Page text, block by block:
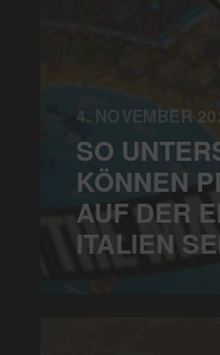
4. NOVEMBER
SO
KÖNNEN
AUF DER
ITALIEN